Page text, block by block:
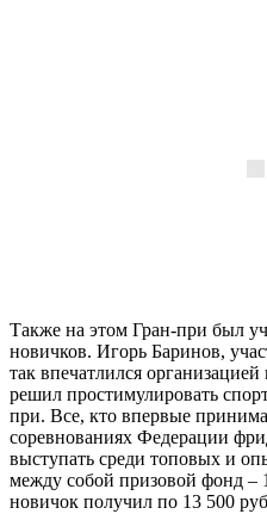
Также на этом Гран-при был
новичков. Игорь Баринов,
так впечатлился
решил простимулировать
при. Все, кто впервые
соревнованиях Федерации
выступать среди топовых и
между собой призовой фонд
новичок получил по 13 500